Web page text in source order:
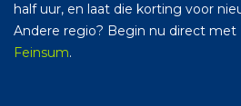
half uur, en laat die korting voor
Andere regio? Begin nu direct met
Feinsum.